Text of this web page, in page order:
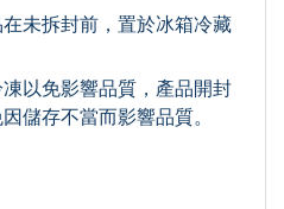
未拆封前，置於冰箱冷藏
以免影響品質，產品開封
儲存不當而影響品質。